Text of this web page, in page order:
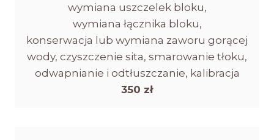
wymiana uszczelek bloku,
wymiana łącznika bloku,
konserwacja lub wymiana zaworu gorącej
wody, czyszczenie sita, smarowanie tłoku,
odwapnianie i odtłuszczanie, kalibracja
350 zł